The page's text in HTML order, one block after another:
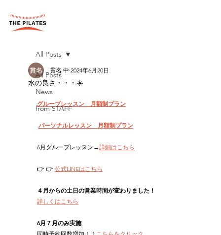
All Posts
News
from STAFF
All Posts
水の良さ・・・☀️
貫名 中 2024年6月20日
グループレッスン　月額制プラン
パーソナルレッスン　月額制プラン
6月グループレッスン→詳細はこちら
👉 👉 公式LINEはこちら
４月からの土日の営業時間が変わりました！
詳しくはこちら
6月７月のみ実施